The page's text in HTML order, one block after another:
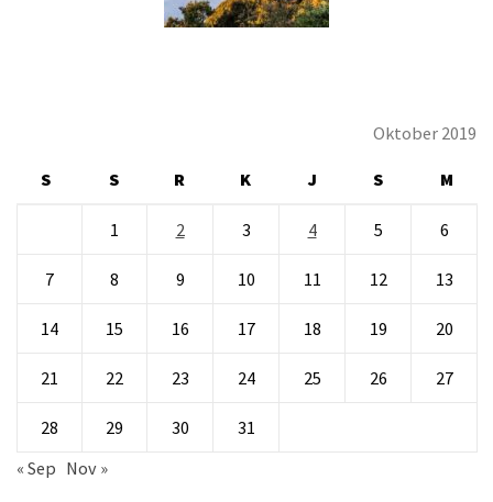
Oktober 2019
S S R K J S M
1 2 3 4 5 6
7 8 9 10 11 12 13
14 15 16 17 18 19 20
21 22 23 24 25 26 27
28 29 30
31
« Sep Nov »